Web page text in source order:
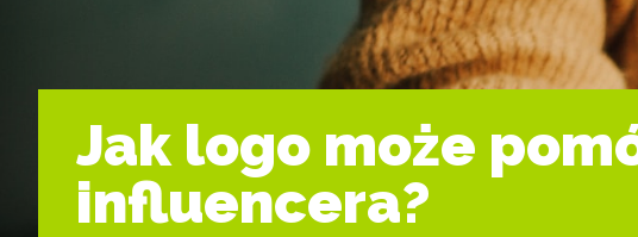
Jak logo może
influencera?